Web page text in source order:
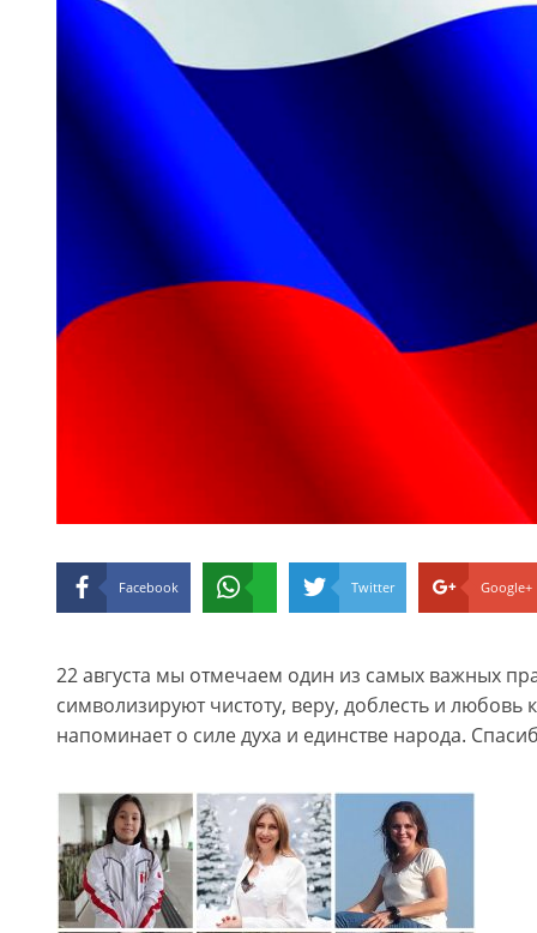
Facebook Twitter Google+
22 августа мы отмечаем один из самых важных
символизируют чистоту, веру, доблесть и
напоминает о силе духа и единстве народа.